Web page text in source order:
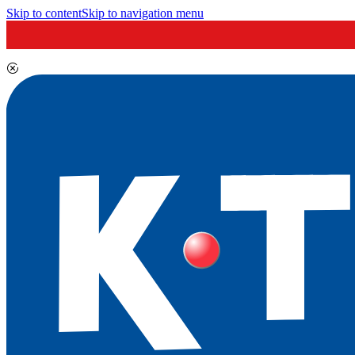
Skip to contentSkip to navigation menu